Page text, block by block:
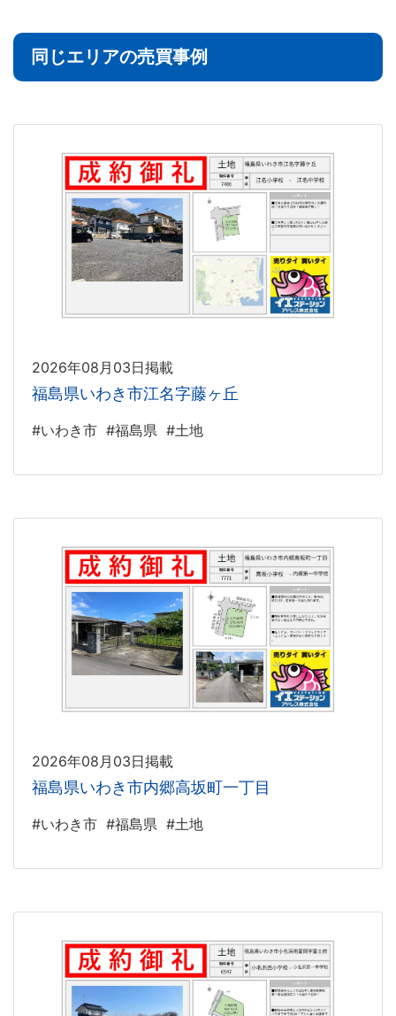
同じエリアの売買事例
2026年08月03日掲載
福島県いわき市江名字藤ヶ丘
#いわき市 #福島県 #土地
2026年08月03日掲載
福島県いわき市内郷高坂町一丁目
#いわき市 #福島県 #土地